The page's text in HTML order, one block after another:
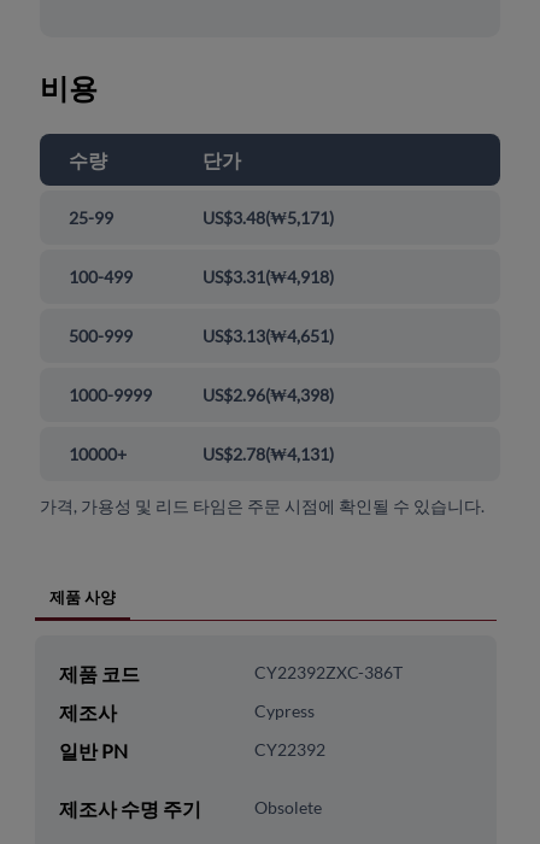
비용
수량 단가
25-99 US$3.48(₩5,171)
100-499 US$3.31(₩4,918)
500-999 US$3.13(₩4,651)
1000-9999 US$2.96(₩4,398)
10000+ US$2.78(₩4,131)
가격, 가용성 및 리드 타임은 주문 시점에 확인될 수 있습니다.
제품 사양
제품 코드 CY22392ZXC-386T
제조사 Cypress
일반 PN CY22392
제조사 수명 주기 Obsolete